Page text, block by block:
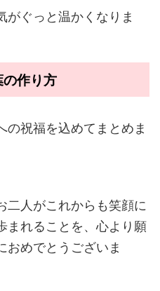
がぐっと温かくなりま
作り方
の祝福を込めてまとめま
二人がこれからも笑顔に
まれることを、心より願
おめでとうございま